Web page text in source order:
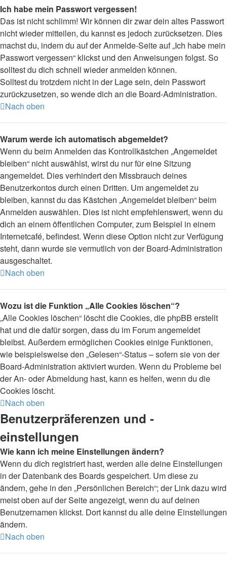
Ich habe mein Passwort vergessen!
Das ist nicht schlimm! Wir können dir zwar dein altes Passwort
nicht wieder mitteilen, du kannst es jedoch zurücksetzen. Dies
machst du, indem du auf der Anmelde-Seite auf „Ich habe mein
Passwort vergessen“ klickst und den Anweisungen folgst. So
solltest du dich schnell wieder anmelden können.
Solltest du trotzdem nicht in der Lage sein, dein Passwort
zurückzusetzen, so wende dich an die Board-Administration.
Nach oben
Warum werde ich automatisch abgemeldet?
Wenn du beim Anmelden das Kontrollkästchen „Angemeldet
bleiben“ nicht auswählst, wirst du nur für eine Sitzung
angemeldet. Dies verhindert den Missbrauch deines
Benutzerkontos durch einen Dritten. Um angemeldet zu
bleiben, kannst du das Kästchen „Angemeldet bleiben“ beim
Anmelden auswählen. Dies ist nicht empfehlenswert, wenn du
dich an einem öffentlichen Computer, zum Beispiel in einem
Internetcafé, befindest. Wenn diese Option nicht zur Verfügung
steht, dann wurde sie vermutlich von der Board-Administration
ausgeschaltet.
Nach oben
Wozu ist die Funktion „Alle Cookies löschen“?
„Alle Cookies löschen“ löscht die Cookies, die phpBB erstellt
hat und die dafür sorgen, dass du im Forum angemeldet
bleibst. Außerdem ermöglichen Cookies einige Funktionen,
wie beispielsweise den „Gelesen“-Status – sofern sie von der
Board-Administration aktiviert wurden. Wenn du Probleme bei
der An- oder Abmeldung hast, kann es helfen, wenn du die
Cookies löscht.
Nach oben
Benutzerpräferenzen und -
einstellungen
Wie kann ich meine Einstellungen ändern?
Wenn du dich registriert hast, werden alle deine Einstellungen
in der Datenbank des Boards gespeichert. Um diese zu
ändern, gehe in den „Persönlichen Bereich“; der Link dazu wird
meist oben auf der Seite angezeigt, wenn du auf deinen
Benutzernamen klickst. Dort kannst du alle deine Einstellungen
ändern.
Nach oben